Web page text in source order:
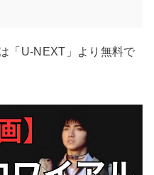
「U-NEXT」より無料で